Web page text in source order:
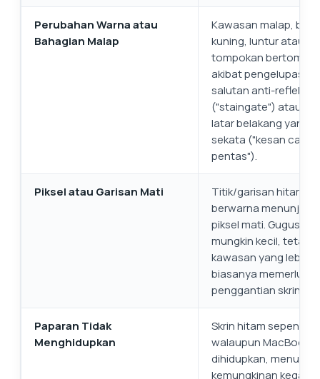
Perubahan Warna atau
Bahagian Malap
Kawasan malap,
kuning, luntur atau
tompokan
akibat pengelupasan
salutan anti-reflektif
("staingate") atau
latar belakang yang
sekata ("kesan
pentas").
Piksel atau Garisan Mati
Titik/garisan hitam
berwarna
piksel mati. Gugusan
mungkin kecil, tetapi
kawasan yang lebih
biasanya memerlukan
penggantian skrin.
Paparan Tidak
Menghidupkan
Skrin hitam
walaupun MacBook
dihidupkan,
kemungkinan